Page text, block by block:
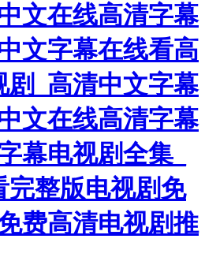
文在线高清字幕
文字幕在线看高
剧_高清中文字幕
文在线高清字幕
幕电视剧全集_
完整版电视剧免
费高清电视剧推